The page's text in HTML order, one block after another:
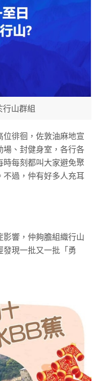
山群組
徘徊，佐敦油麻地宣
場、封健身室，各行各
每刻都叫大家避免聚
不過，仲有好多人充耳
響，仲夠膽組織行山
發現一批又一批「勇